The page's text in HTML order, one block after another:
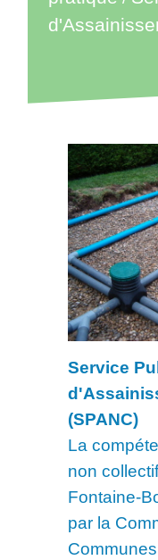
Service
(SPANC)
La
non
Fontaine-
par la